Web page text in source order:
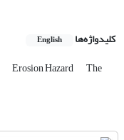
کلیدواژه‌ها English
Erosion Hazard The